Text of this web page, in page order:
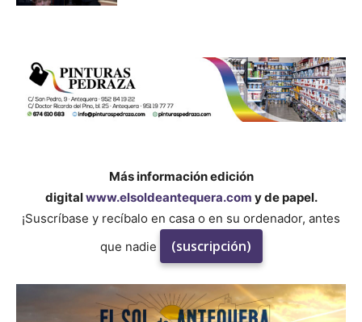
Más información edición
digitalwww.elsoldeantequera.com y de papel.
¡Suscríbase y recíbalo en casa o en su ordenador, antes
que nadie
(suscripción)